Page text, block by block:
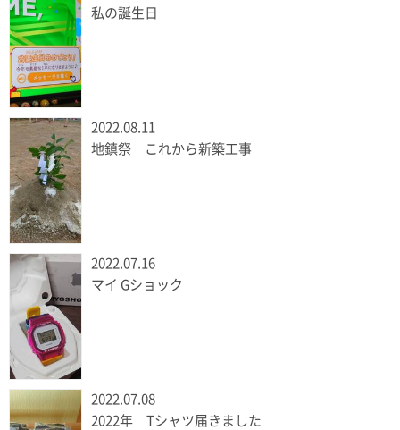
私の誕生日
2022.08.11
地鎮祭 これから新築工事
2022.07.16
マイ Gショック
2022.07.08
2022年 Tシャツ届きました